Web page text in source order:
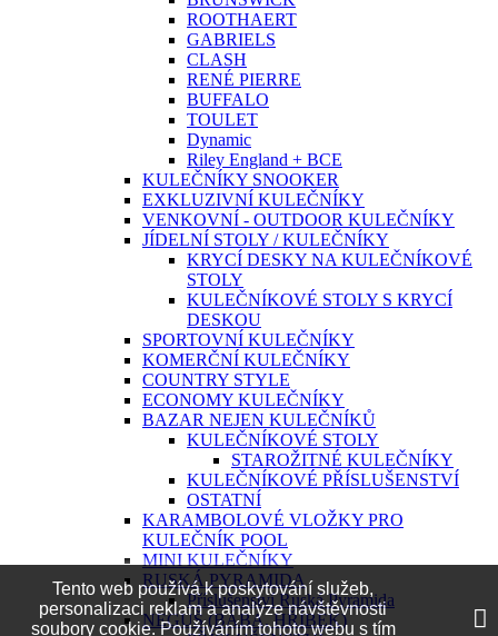
ROOTHAERT
GABRIELS
CLASH
RENÉ PIERRE
BUFFALO
TOULET
Dynamic
Riley England + BCE
KULEČNÍKY SNOOKER
EXKLUZIVNÍ KULEČNÍKY
VENKOVNÍ - OUTDOOR KULEČNÍKY
JÍDELNÍ STOLY / KULEČNÍKY
KRYCÍ DESKY NA KULEČNÍKOVÉ
STOLY
KULEČNÍKOVÉ STOLY S KRYCÍ
DESKOU
SPORTOVNÍ KULEČNÍKY
KOMERČNÍ KULEČNÍKY
COUNTRY STYLE
ECONOMY KULEČNÍKY
BAZAR NEJEN KULEČNÍKŮ
KULEČNÍKOVÉ STOLY
STAROŽITNÉ KULEČNÍKY
KULEČNÍKOVÉ PŘÍSLUŠENSTVÍ
OSTATNÍ
KARAMBOLOVÉ VLOŽKY PRO
KULEČNÍK POOL
MINI KULEČNÍKY
RUSKÁ PYRAMIDA
Příslušenství Ruská Pyramida
NEGUŠ (BÁBA, HŘÍBEK)
Tento web používá k poskytování služeb,
personalizaci reklam a analýze návštěvnosti
soubory cookie. Používáním tohoto webu s tím